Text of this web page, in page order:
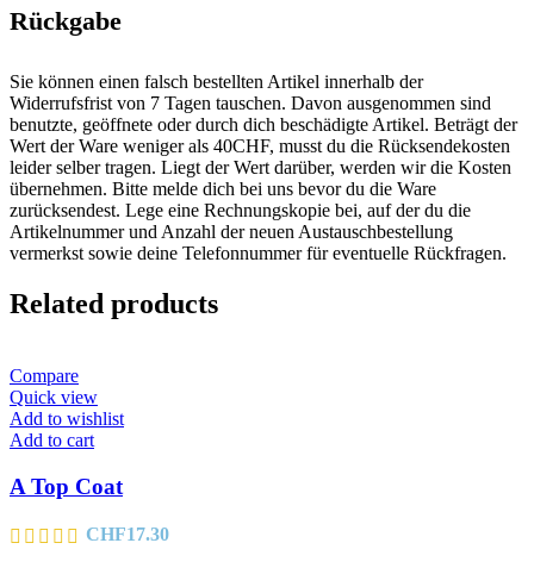
Rückgabe
Sie können einen falsch bestellten Artikel innerhalb der
Widerrufsfrist von 7 Tagen tauschen. Davon ausgenommen sind
benutzte, geöffnete oder durch dich beschädigte Artikel. Beträgt der
Wert der Ware weniger als 40CHF, musst du die Rücksendekosten
leider selber tragen. Liegt der Wert darüber, werden wir die Kosten
übernehmen. Bitte melde dich bei uns bevor du die Ware
zurücksendest. Lege eine Rechnungskopie bei, auf der du die
Artikelnummer und Anzahl der neuen Austauschbestellung
vermerkst sowie deine Telefonnummer für eventuelle Rückfragen.
Related products
Compare
Quick view
Add to wishlist
Add to cart
A Top Coat
CHF17.30